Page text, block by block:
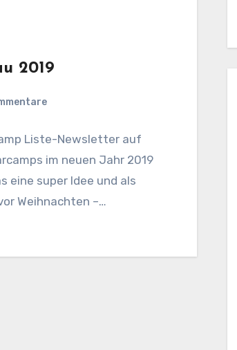
2019
Liste-Newsletter auf
im neuen Jahr 2019
eine super Idee und als
Weihnachten –…